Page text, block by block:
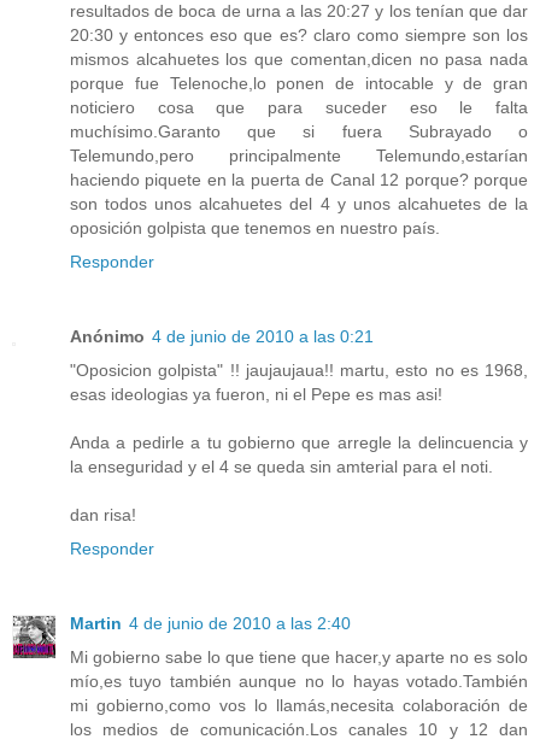
resultados de boca de urna a las 20:27 y los tenían que dar
20:30 y entonces eso que es? claro como siempre son los
mismos alcahuetes los que comentan,dicen no pasa nada
porque fue Telenoche,lo ponen de intocable y de gran
noticiero cosa que para suceder eso le falta
muchísimo.Garanto que si fuera Subrayado o
Telemundo,pero principalmente Telemundo,estarían
haciendo piquete en la puerta de Canal 12 porque? porque
son todos unos alcahuetes del 4 y unos alcahuetes de la
oposición golpista que tenemos en nuestro país.
Responder
Anónimo 4 de junio de 2010 a las 0:21
"Oposicion golpista" !! jaujaujaua!! martu, esto no es 1968,
esas ideologias ya fueron, ni el Pepe es mas asi!
Anda a pedirle a tu gobierno que arregle la delincuencia y
la enseguridad y el 4 se queda sin amterial para el noti.
dan risa!
Responder
Martin 4 de junio de 2010 a las 2:40
Mi gobierno sabe lo que tiene que hacer,y aparte no es solo
mío,es tuyo también aunque no lo hayas votado.También
mi gobierno,como vos lo llamás,necesita colaboración de
los medios de comunicación.Los canales 10 y 12 dan